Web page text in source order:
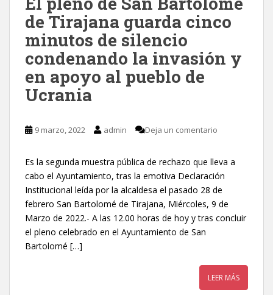
de Tirajana guarda cinco
minutos de silencio
condenando la invasión y
en apoyo al pueblo de
Ucrania
9 marzo, 2022 admin Deja un comentario
Es la segunda muestra pública de rechazo que lleva a
cabo el Ayuntamiento, tras la emotiva Declaración
Institucional leída por la alcaldesa el pasado 28 de
febrero San Bartolomé de Tirajana, Miércoles, 9 de
Marzo de 2022.- A las 12.00 horas de hoy y tras concluir
el pleno celebrado en el Ayuntamiento de San
Bartolomé […]
LEER MÁS